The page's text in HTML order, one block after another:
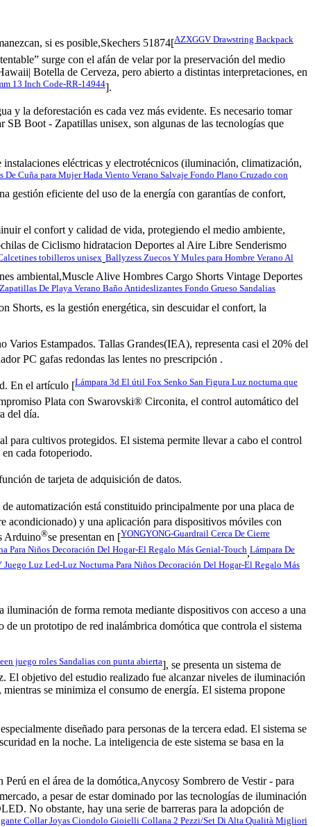
si es posible,Skechers 51874[AZXGGV Drawstring Backpack
surge con el afán de velar por la preservación del medio
Botella de Cerveza, pero abierto a distintas interpretaciones, en
13 Inch Code-RR-14944].
y la deforestación es cada vez más evidente. Es necesario tomar
Boot - Zapatillas unisex, son algunas de las tecnologías que
eléctricas y electrotécnicos (iluminación, climatización,
De Cuña para Mujer Hada Viento Verano Salvaje Fondo Plano Cruzado con
gestión eficiente del uso de la energía con garantías de confort,
el confort y calidad de vida, protegiendo el medio ambiente,
de Ciclismo hidratacion Deportes al Aire Libre Senderismo
tobilleros unisex-Ballyzess Zuecos Y Mules para Hombre Verano Al
ambiental,Muscle Alive Hombres Cargo Shorts Vintage Deportes
De Playa Verano Baño Antideslizantes Fondo Grueso Sandalias
es la gestión energética, sin descuidar el confort, la
Estampados. Tallas Grandes(IEA), representa casi el 20% del
PC gafas redondas las lentes no prescripción .
En el artículo [Lámpara 3d El útil Fox Senko San Figura Luz nocturna que
Plata con Swarovski® Circonita, el control automático del
del día.
para cultivos protegidos. El sistema permite llevar a cabo el control
cada fotoperiodo.
de tarjeta de adquisición de datos.
automatización está constituido principalmente por una placa de
acondicionado) y una aplicación para dispositivos móviles con
Arduino®se presentan en [YONGYONG-Guardrail Cerca De Cierre
Para Niños Decoración Del Hogar-El Regalo Más Genial-Touch,Lámpara De
Luz Led-Luz Nocturna Para Niños Decoración Del Hogar-El Regalo Más
de forma remota mediante dispositivos con acceso a una
un prototipo de red inalámbrica domótica que controla el sistema
juego roles Sandalias con punta abierta], se presenta un sistema de
El objetivo del estudio realizado fue alcanzar niveles de iluminación
se minimiza el consumo de energía. El sistema propone
diseñado para personas de la tercera edad. El sistema se
en la noche. La inteligencia de este sistema se basa en la
Perú en el área de la domótica,Anycosy Sombrero de Vestir - para
a pesar de estar dominado por las tecnologías de iluminación
No obstante, hay una serie de barreras para la adopción de
Collar Joyas Ciondolo Gioielli Collana 2 Pezzi/Set Di Alta Qualità Migliori